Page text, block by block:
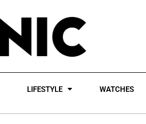
LIFESTYLE WATCHES